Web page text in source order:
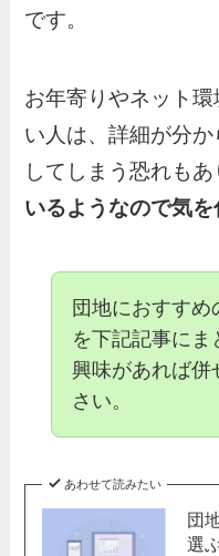
です。
お年寄りやネット
い人は、詳細が分
してしまう恐れも
いるようなので気
団地におすす
を下記記事にま
興味があれば併
さい。
あわせて読みたい
団
選